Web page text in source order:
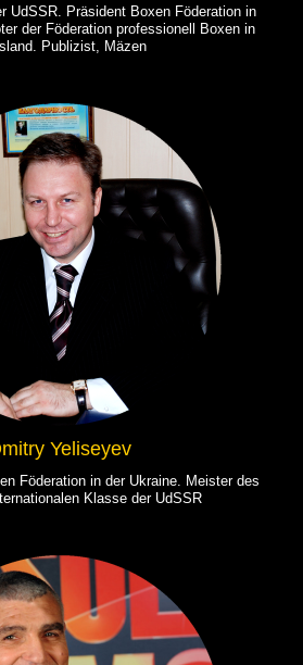
UdSSR. Präsident Boxen Föderation in
der Föderation professionell Boxen in
Publizist, Mäzen
Yeliseyev
Föderation in der Ukraine. Meister des
Klasse der UdSSR